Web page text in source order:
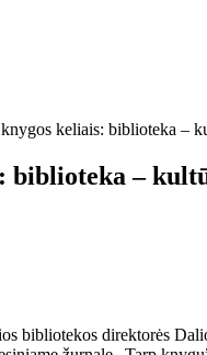
keliais: biblioteka –
biblioteka –
bibliotekos direktorės